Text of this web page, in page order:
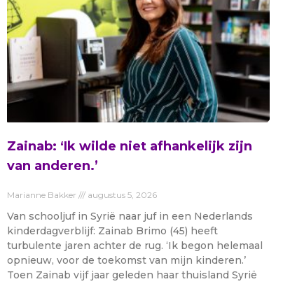
Zainab: ‘Ik wilde niet afhankelijk zijn
van anderen.’
Marianne Bakker augustus 5, 2026
Van schooljuf in Syrië naar juf in een Nederlands
kinderdagverblijf: Zainab Brimo (45) heeft
turbulente jaren achter de rug. ‘Ik begon helemaal
opnieuw, voor de toekomst van mijn kinderen.’
Toen Zainab vijf jaar geleden haar thuisland Syrië